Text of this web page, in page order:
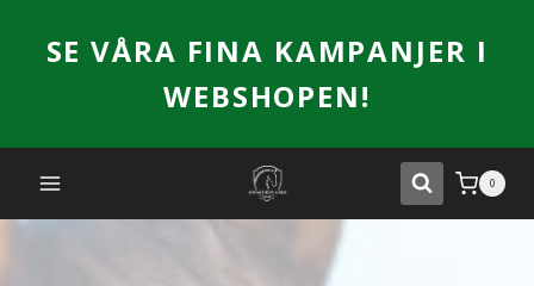
SE VÅRA FINA KAMPANJER I
WEBSHOPEN!
0